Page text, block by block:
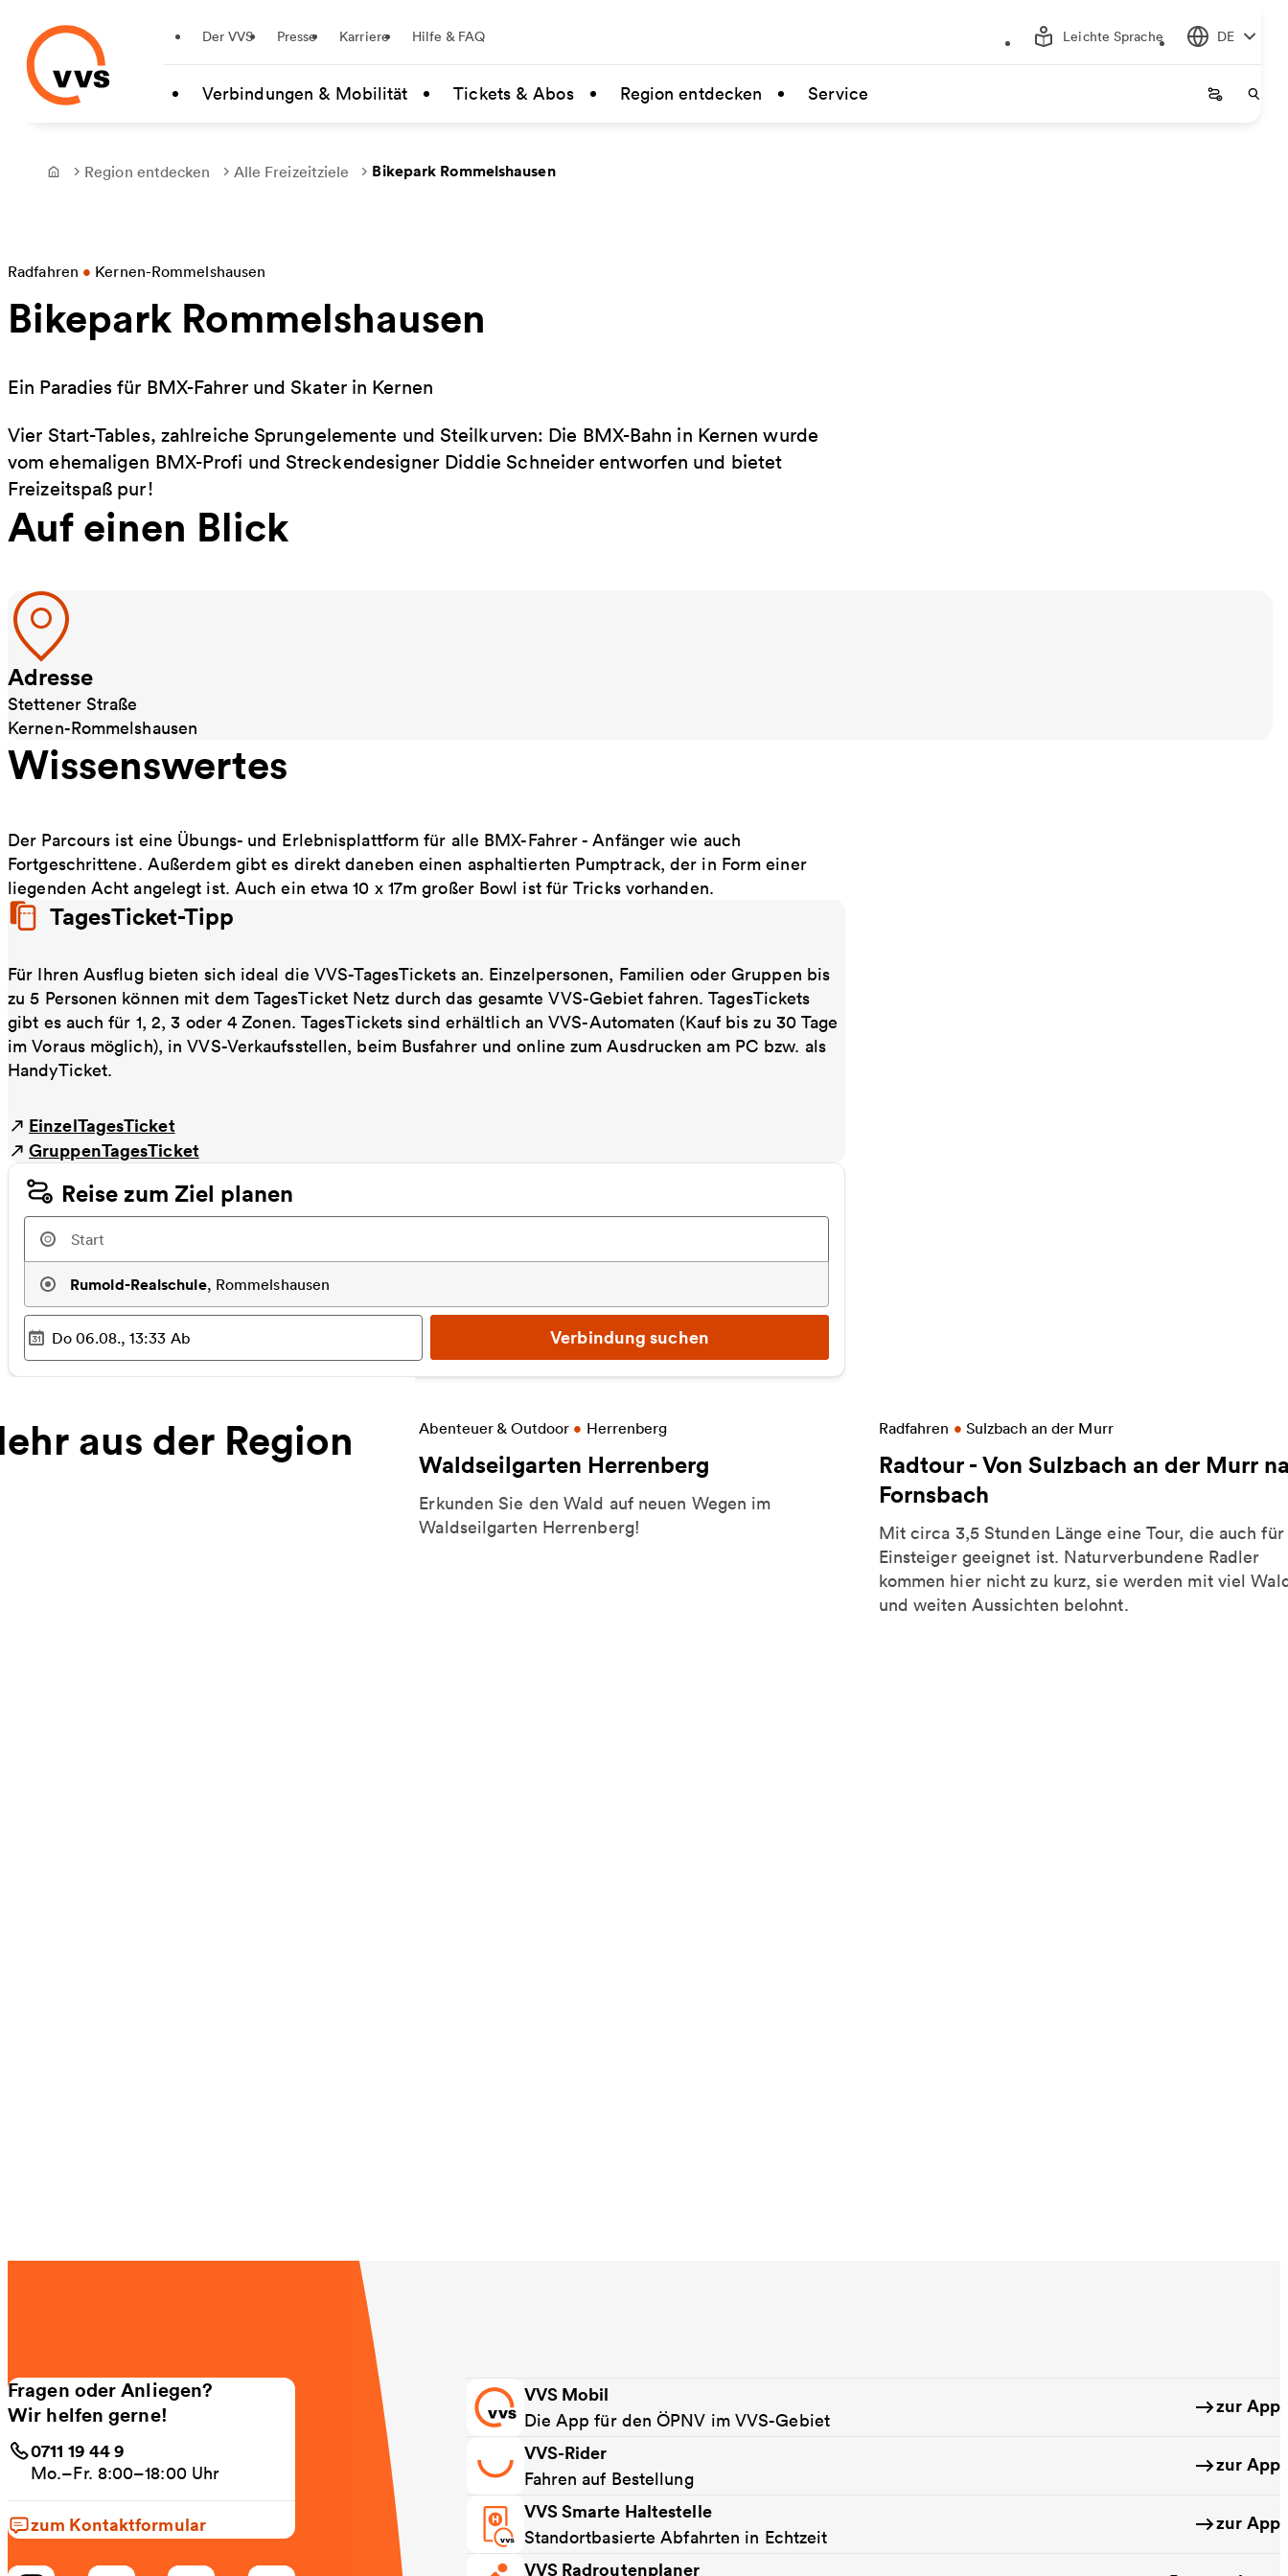
Zum Hauptinhalt springen
Der VVS Presse Karriere Hilfe & FAQ Leichte Sprache DE
Verbindungen & Mobilität Tickets & Abos Region entdecken Service Startseite
Frontpage
Region entdecken Alle Freizeitziele Bikepark Rommelshausen
Radfahren • Kernen-Rommelshausen
Bikepark Rommelshausen
Ein Paradies für BMX-Fahrer und Skater in Kernen
Vier Start-Tables, zahlreiche Sprungelemente und Steilkurven: Die BMX-Bahn in Kernen wurde
vom ehemaligen BMX-Profi und Streckendesigner Diddie Schneider entworfen und bietet
Freizeitspaß pur!
Auf einen Blick
Adresse
Stettener Straße
Kernen-Rommelshausen
Wissenswertes
Der Parcours ist eine Übungs- und Erlebnisplattform für alle BMX-Fahrer - Anfänger wie auch
Fortgeschrittene. Außerdem gibt es direkt daneben einen asphaltierten Pumptrack, der in Form einer
liegenden Acht angelegt ist. Auch ein etwa 10 x 17m großer Bowl ist für Tricks vorhanden.
TagesTicket-Tipp
Für Ihren Ausflug bieten sich ideal die VVS-TagesTickets an. Einzelpersonen, Familien oder Gruppen bis
zu 5 Personen können mit dem TagesTicket Netz durch das gesamte VVS-Gebiet fahren. TagesTickets
gibt es auch für 1, 2, 3 oder 4 Zonen. TagesTickets sind erhältlich an VVS-Automaten (Kauf bis zu 30 Tage
im Voraus möglich), in VVS-Verkaufsstellen, beim Busfahrer und online zum Ausdrucken am PC bzw. als
HandyTicket.
EinzelTagesTicket
GruppenTagesTicket
Reise zum Ziel planen
Rumold-Realschule, Rommelshausen
Ausgewählter Zeitpunkt
Do 06.08., 13:33 Ab Verbindung suchen
aus der Region Abenteuer & Outdoor • Herrenberg
Waldseilgarten Herrenberg
Erkunden Sie den Wald auf neuen Wegen im
Waldseilgarten Herrenberg!
Weitere Informationen zu Waldseilgarten Herrenberg Radfahren • Sulzbach an der Murr
Radtour - Von Sulzbach an der Murr
Fornsbach
Mit circa 3,5 Stunden Länge eine Tour, die auch für
Einsteiger geeignet ist. Naturverbundene Radler
kommen hier nicht zu kurz, sie werden mit viel
und weiten Aussichten belohnt.
Weitere Informationen zu Radtour - Von
Fragen oder Anliegen?
Wir helfen gerne!
0711 19 44 9
Mo.–Fr. 8:00–18:00 Uhr
zum Kontaktformular
VVS Mobil
Die App für den ÖPNV im VVS-Gebiet
zur App
VVS-Rider
Fahren auf Bestellung
zur App
VVS Smarte Haltestelle
Standortbasierte Abfahrten in Echtzeit
zur App
VVS Radroutenplaner